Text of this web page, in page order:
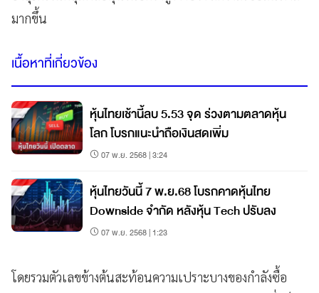
มากขึ้น
เนื้อหาที่เกี่ยวข้อง
หุ้นไทยเช้านี้ลบ 5.53 จุด ร่วงตามตลาดหุ้น
โลก โบรกแนะนำถือเงินสดเพิ่ม
07 พ.ย. 2568 | 3:24
หุ้นไทยวันนี้ 7 พ.ย.68 โบรกคาดหุ้นไทย
Downside จำกัด หลังหุ้น Tech ปรับลง
07 พ.ย. 2568 | 1:23
โดยรวมตัวเลขข้างต้นสะท้อนความเปราะบางของกำลังซื้อ